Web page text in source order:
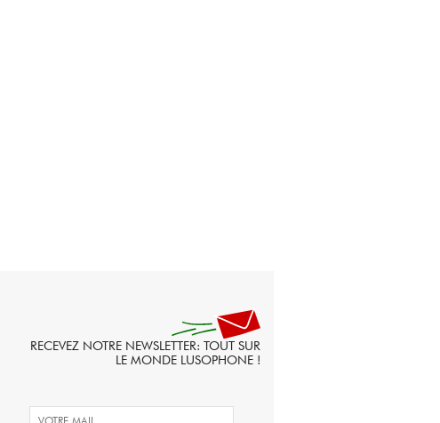
RECEVEZ NOTRE NEWSLETTER: TOUT SUR
LE MONDE LUSOPHONE !